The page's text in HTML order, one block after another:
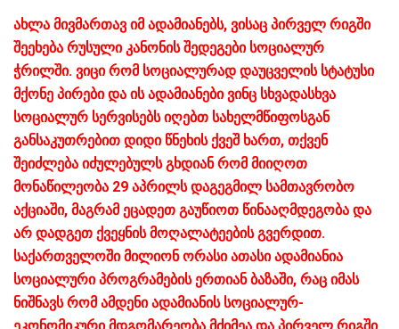
ახლა მივმართავ იმ ადამიანებს, ვისაც პირველ რიგში
შეეხება რუსული კანონის შედეგები სოციალურ
ჭრილში. ვიცი რომ სოციალურად დაუცველის სტატუსი
მქონე პირები და ის ადამიანები ვინც სხვადასხვა
სოციალურ სერვისებს იღებთ სახელმწიფოსგან
განსაკუთრებით დიდი წნეხის ქვეშ ხართ, თქვენ
შეიძლება იძულებულს გხდიან რომ მიიღოთ
მონაწილეობა 29 აპრილს დაგეგმილ სამთავრობო
აქციაში, მაგრამ ეცადეთ გაუწიოთ წინააღმდეგობა და
არ დადგეთ ქვეყნის მოღალატეების გვერდით.
საქართველოში მილიონ ორასი ათასი ადამიანია
სოციალური პროგრამების ერთიან ბაზაში, რაც იმას
ნიშნავს რომ ამდენი ადამიანის სოციალურ-
ეკონომიკური მდგომარეობა მძიმეა და პირველ რიგში